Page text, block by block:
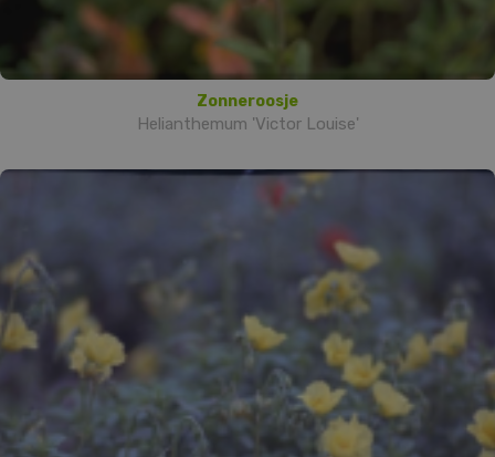
Zonneroosje
Helianthemum 'Victor Louise'